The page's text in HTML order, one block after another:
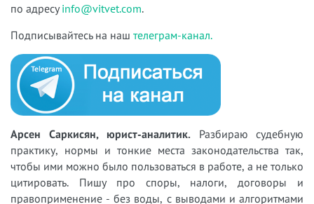
по адресуinfo@vitvet.com.
Подписывайтесь на наш телеграм-канал.
Арсен Саркисян, юрист-аналитик. Разбираю судебную
практику, нормы и тонкие места законодательства так,
чтобы ими можно было пользоваться в работе, а не только
цитировать. Пишу про споры, налоги, договоры и
правоприменение - без воды, с выводами и алгоритмами